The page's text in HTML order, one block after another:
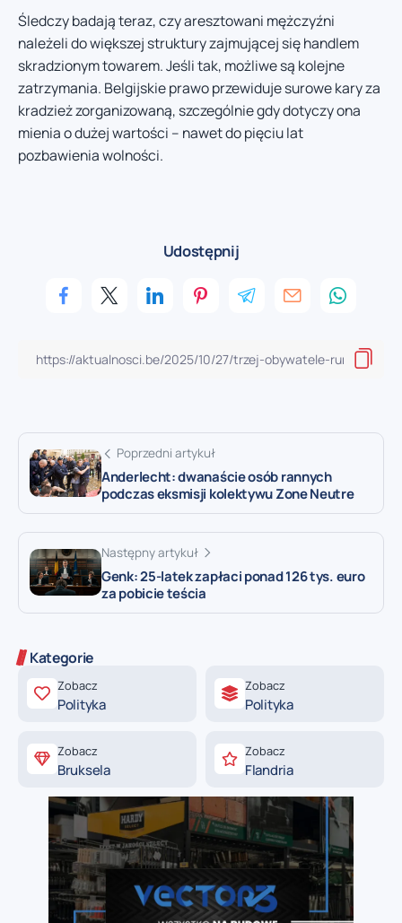
Śledczy badają teraz, czy aresztowani mężczyźni
należeli do większej struktury zajmującej się handlem
skradzionym towarem. Jeśli tak, możliwe są kolejne
zatrzymania. Belgijskie prawo przewiduje surowe kary za
kradzież zorganizowaną, szczególnie gdy dotyczy ona
mienia o dużej wartości – nawet do pięciu lat
pozbawienia wolności.
Udostępnij
Poprzedni artykuł
Anderlecht: dwanaście osób rannych
podczas eksmisji kolektywu Zone Neutre
Następny artykuł
Genk: 25-latek zapłaci ponad 126 tys. euro
za pobicie teścia
Kategorie
Zobacz
Polityka
Zobacz
Polityka
Zobacz
Bruksela
Zobacz
Flandria